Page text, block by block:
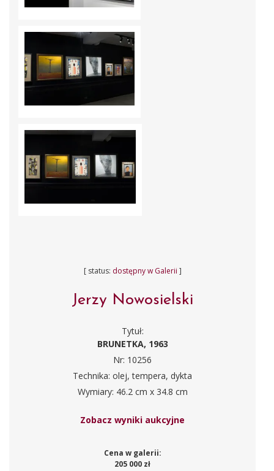
[ status: dostępny w Galerii ]
Jerzy Nowosielski
Tytuł:
BRUNETKA, 1963
Nr: 10256
Technika: olej, tempera, dykta
Wymiary: 46.2 cm x 34.8 cm
Zobacz wyniki aukcyjne
Cena w galerii:
205 000 zł